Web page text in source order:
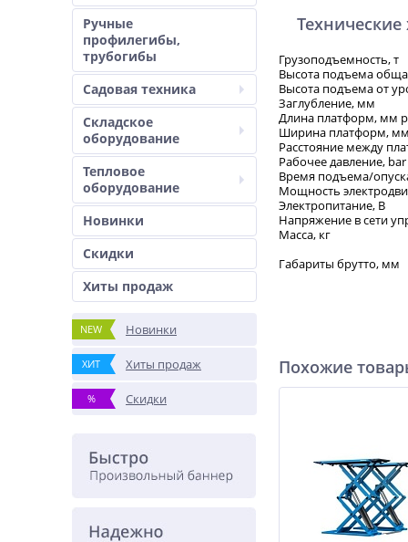
Ручные
профилегибы,
трубогибы
Садовая техника
Складское
оборудование
Тепловое
оборудование
Новинки
Скидки
Хиты продаж
NEW Новинки
ХИТ Хиты продаж
% Скидки
Технические
Грузоподъемность, т
Высота подъема
Высота подъема от
Заглубление, мм
Длина платформ, мм
Ширина платформ, мм
Расстояние между
Рабочее давление, bar
Время подъема/
Мощность
Электропитание, В
Напряжение в сети
Масса, кг
Габариты брутто, мм
Похожие